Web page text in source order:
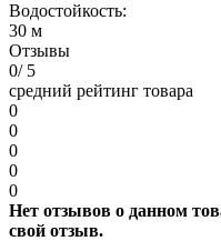
Водостойкость:
30 м
Отзывы
0/ 5
средний рейтинг товара
0
0
0
0
0
Нет отзывов о данном
свой отзыв.